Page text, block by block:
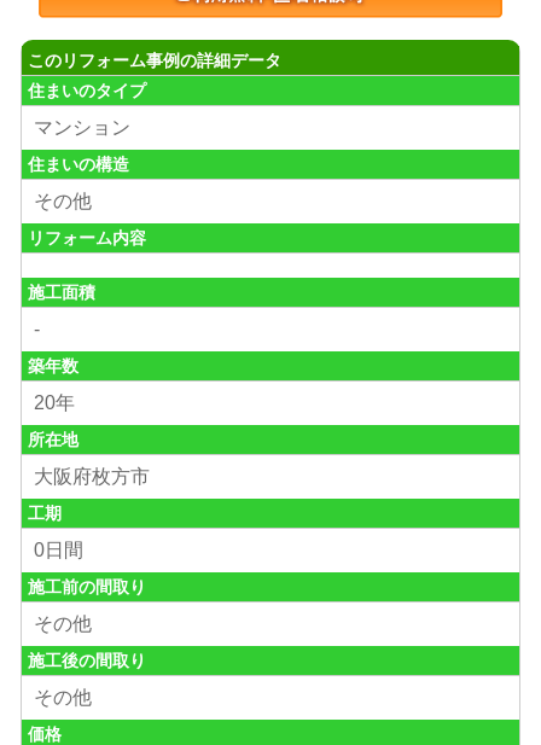
このリフォーム事例の詳細データ
住まいのタイプ
マンション
住まいの構造
その他
リフォーム内容
施工面積
-
築年数
20年
所在地
大阪府枚方市
工期
0日間
施工前の間取り
その他
施工後の間取り
その他
価格